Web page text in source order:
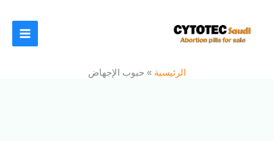
المحتوى
الرئيسية » حبوب الإجهاض